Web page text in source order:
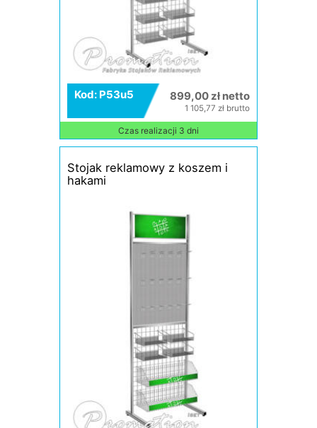
Kod: P53u5 899,00 zł netto
1 105,77 zł brutto
Czas realizacji 3 dni
Stojak reklamowy z koszem i
hakami